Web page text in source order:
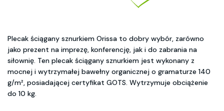
Plecak ściągany sznurkiem Orissa to dobry wybór, zarówno
jako prezent na imprezę, konferencję, jak i do zabrania na
siłownię. Ten plecak ściągany sznurkiem jest wykonany z
mocnej i wytrzymałej bawełny organicznej o gramaturze 140
g/m², posiadającej certyfikat GOTS. Wytrzymuje obciążenie
do 10 kg.